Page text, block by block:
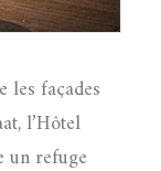
les façades
l’Hôtel
un refuge